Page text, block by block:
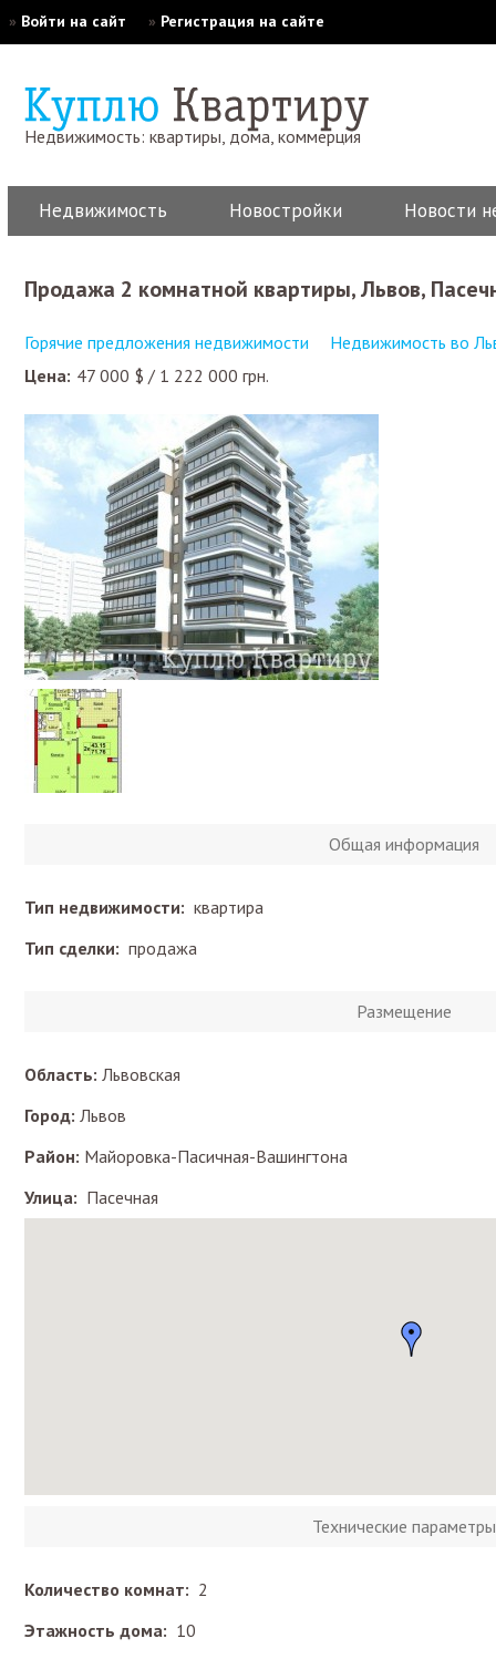
» Войти на сайт » Регистрация на сайте
Недвижимость: квартиры, дома, коммерция
Недвижимость Новостройки Новости
Продажа 2 комнатной квартиры, Львов,
Горячие предложения недвижимости
Недвижимость во
Цена: 47 000 $ / 1 222 000 грн.
Общая информация
Тип недвижимости: квартира
Тип сделки: продажа
Размещение
Область: Львовская
Город: Львов
Район: Майоровка-Пасичная-Вашингтона
Улица: Пасечная
Технические параметры
Количество комнат: 2
Этажность дома: 10